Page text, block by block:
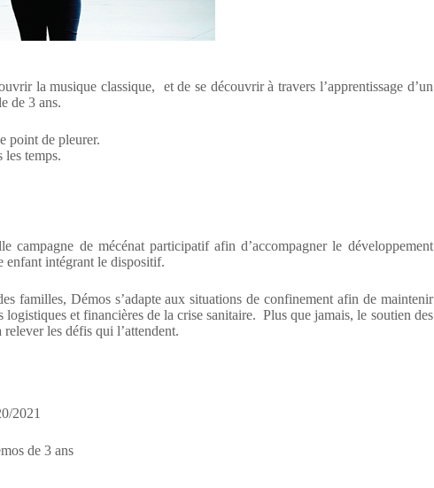
la musique classique, et de se découvrir à travers l’apprentissage d’un
de 3 ans.
point de pleurer.
les temps.
campagne de mécénat participatif afin d’accompagner le développement
enfant intégrant le dispositif.
familles, Démos s’adapte aux situations de confinement afin de maintenir
et financières de la crise sanitaire. Plus que jamais, le soutien des
les défis qui l’attendent.
2021
de 3 ans